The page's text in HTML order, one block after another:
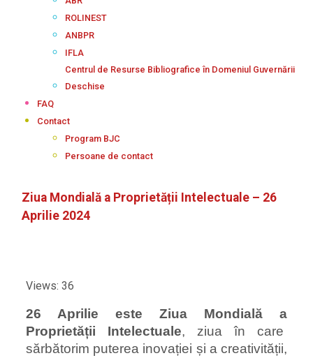
ROLINEST
ANBPR
IFLA
Centrul de Resurse Bibliografice în Domeniul Guvernării
Deschise
FAQ
Contact
Program BJC
Persoane de contact
Ziua Mondială a Proprietății Intelectuale – 26
Aprilie 2024
Views: 36
26 Aprilie este Ziua Mondială a
Proprietății Intelectuale, ziua în care
sărbătorim puterea inovației și a creativității,